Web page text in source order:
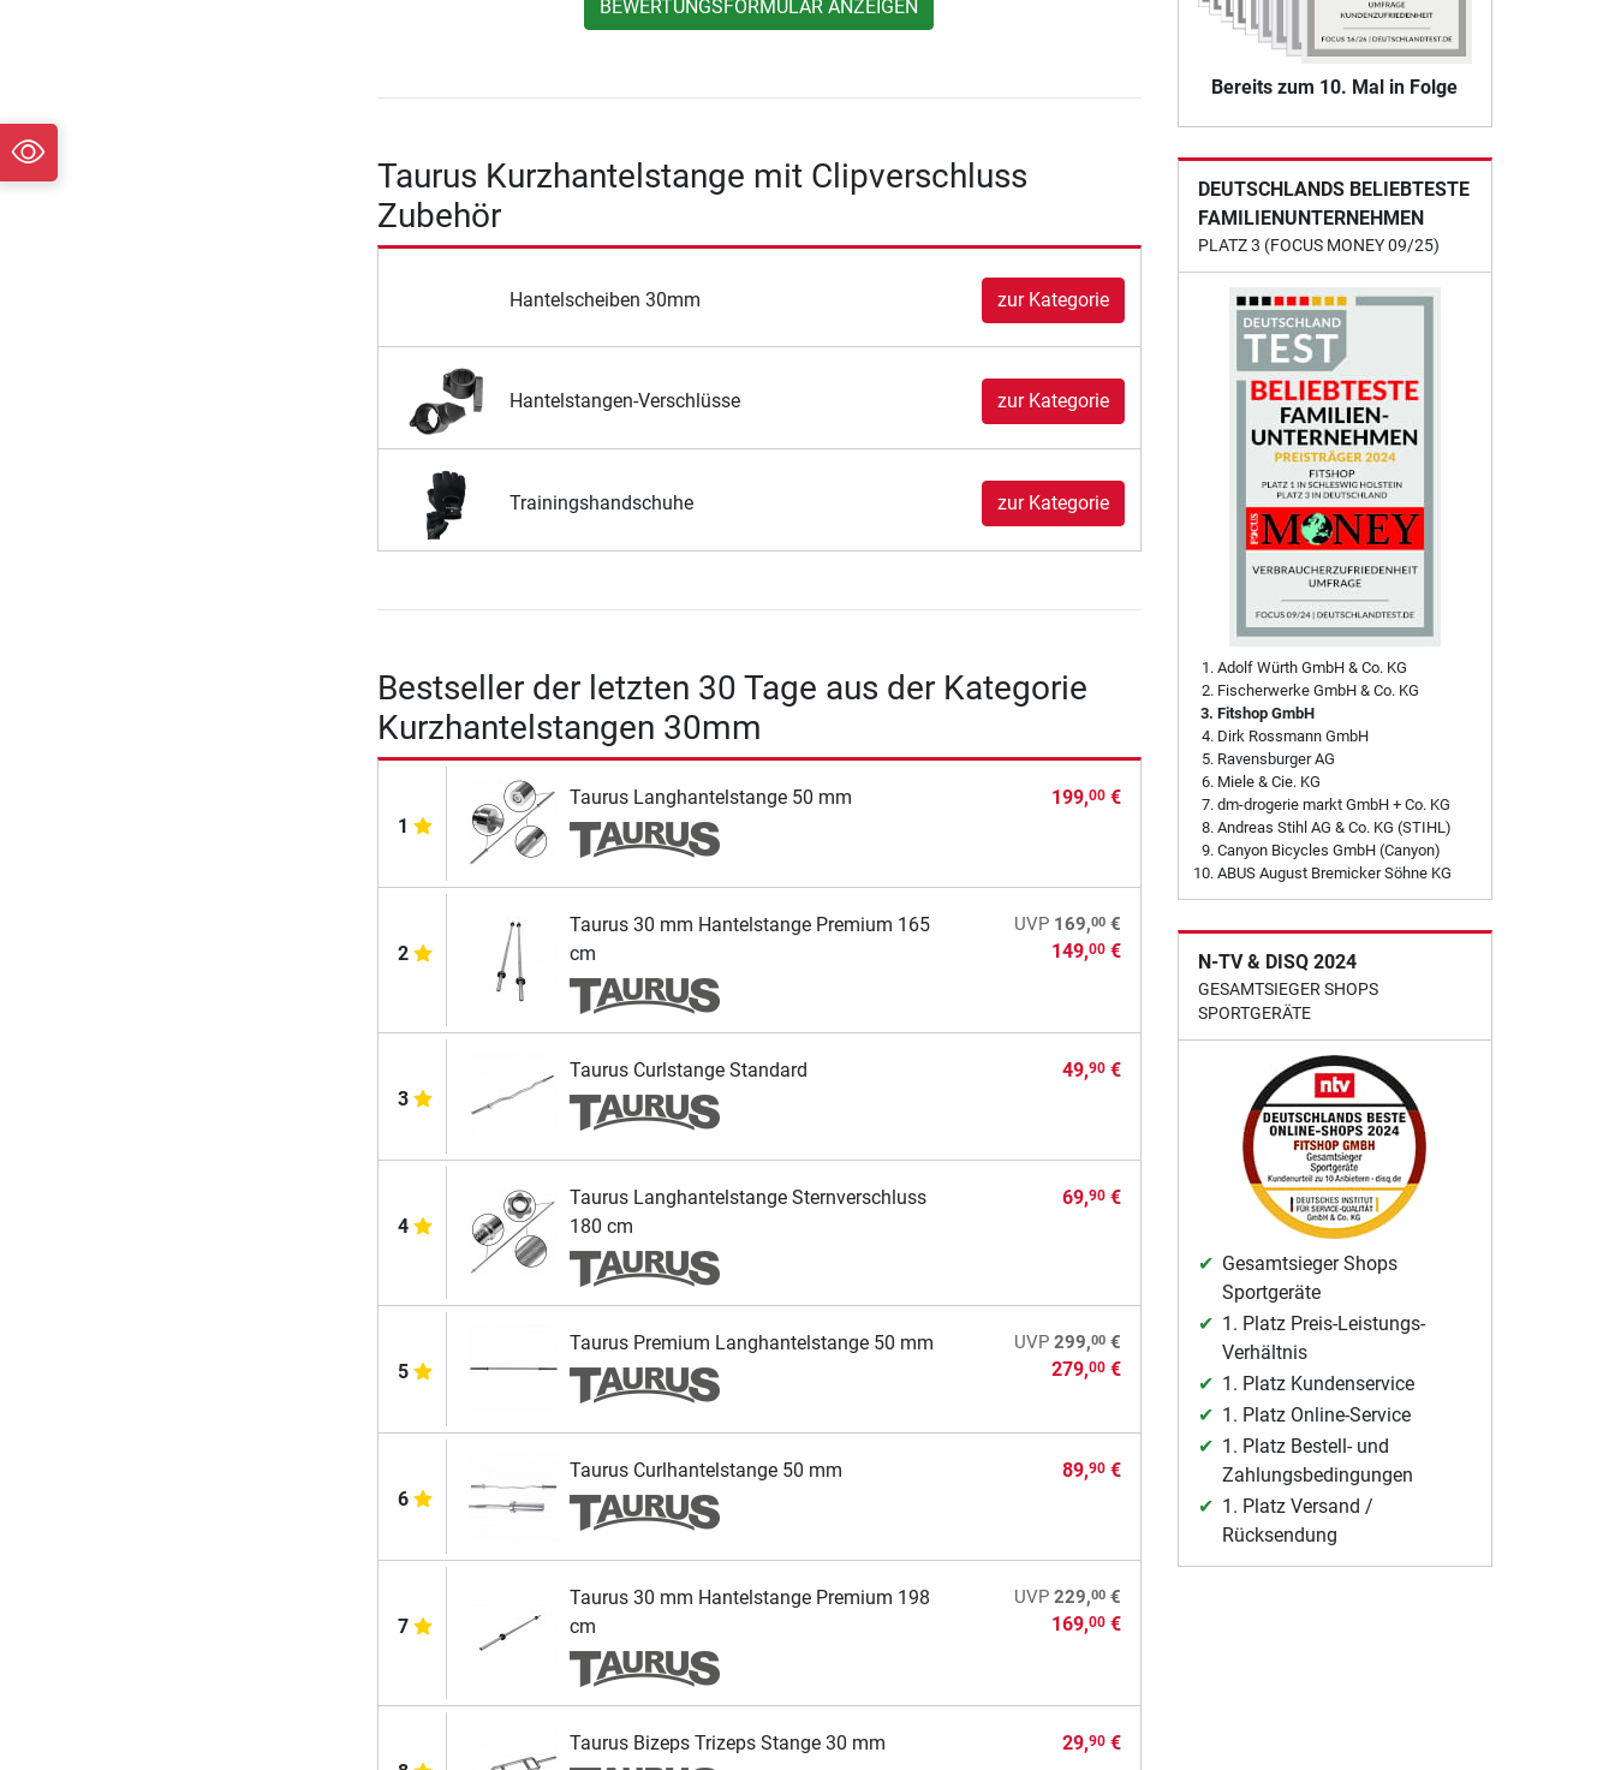
BEWERTUNGSFORMULAR ANZEIGEN
Taurus Kurzhantelstange mit Clipverschluss
Zubehör
Hantelscheiben 30mm zur Kategorie
Hantelstangen-Verschlüsse zur Kategorie
Trainingshandschuhe zur Kategorie
Bestseller der letzten 30 Tage aus der Kategorie
Kurzhantelstangen 30mm
1
Taurus Langhantelstange 50 mm 199,00 €
2
Taurus 30 mm Hantelstange Premium 165
cm
UVP 169,00 €
149,00 €
3
Taurus Curlstange Standard 49,90 €
4
Taurus Langhantelstange Sternverschluss
180 cm
69,90 €
5
Taurus Premium Langhantelstange 50 mm UVP 299,00 €
279,00 €
6
Taurus Curlhantelstange 50 mm 89,90 €
7
Taurus 30 mm Hantelstange Premium 198
cm
UVP 229,00 €
169,00 €
Taurus Bizeps Trizeps Stange 30 mm 29,90 €
Bereits zum 10. Mal in Folge
DEUTSCHLANDS BELIEBTESTE
FAMILIENUNTERNEHMEN
PLATZ 3 (FOCUS MONEY 09/25)
Adolf Würth GmbH & Co. KG
Fischerwerke GmbH & Co. KG
Fitshop GmbH
Dirk Rossmann GmbH
Ravensburger AG
Miele & Cie. KG
dm-drogerie markt GmbH + Co. KG
Andreas Stihl AG & Co. KG (STIHL)
Canyon Bicycles GmbH (Canyon)
ABUS August Bremicker Söhne KG
N-TV & DISQ 2024
GESAMTSIEGER SHOPS
SPORTGERÄTE
Gesamtsieger Shops
Sportgeräte
1. Platz Preis-Leistungs-
Verhältnis
1. Platz Kundenservice
1. Platz Online-Service
1. Platz Bestell- und
Zahlungsbedingungen
1. Platz Versand /
Rücksendung